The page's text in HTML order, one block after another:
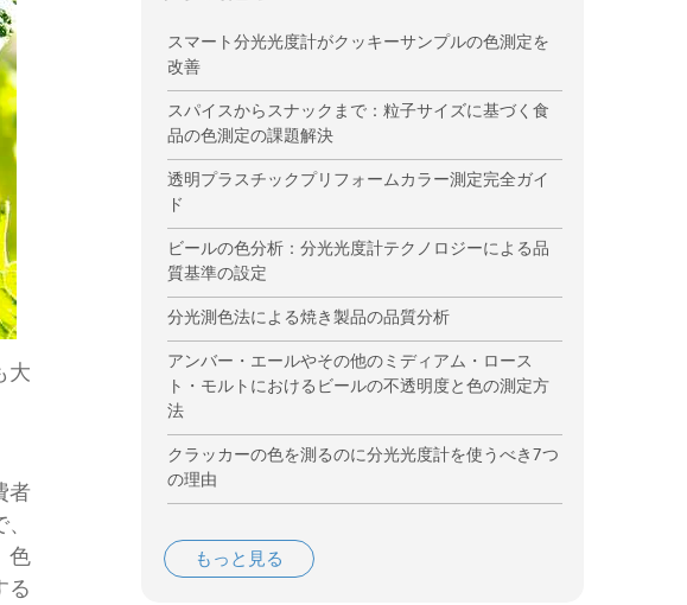
大
者
色
る
スマート分光光度計がクッキーサンプルの色測定を
改善
スパイスからスナックまで：粒子サイズに基づく食
品の色測定の課題解決
透明プラスチックプリフォームカラー測定完全ガイ
ド
ビールの色分析：分光光度計テクノロジーによる品
質基準の設定
分光測色法による焼き製品の品質分析
アンバー・エールやその他のミディアム・ロース
ト・モルトにおけるビールの不透明度と色の測定方
法
クラッカーの色を測るのに分光光度計を使うべき7つ
の理由
もっと見る